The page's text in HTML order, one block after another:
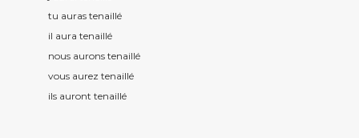
tu auras tenaillé
il aura tenaillé
nous aurons tenaillé
vous aurez tenaillé
ils auront tenaillé